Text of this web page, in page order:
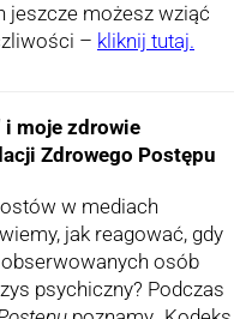
jeszcze możesz wziąć
– kliknij tutaj.
i moje zdrowie
Zdrowego Postępu
w mediach
jak reagować, gdy
osób
psychiczny? Podczas